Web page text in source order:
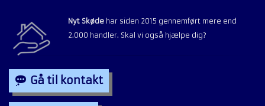
Nyt Skøde har siden 2015 gennemført mere end
2.000 handler. Skal vi også hjælpe dig?
Gå til kontakt